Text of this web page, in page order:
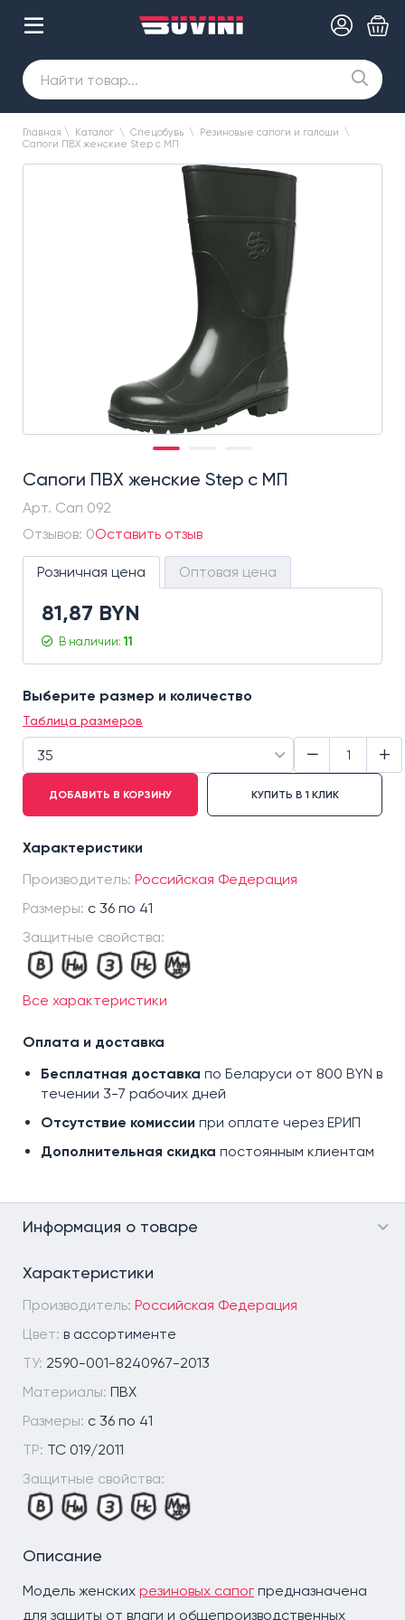
Главная \ Каталог \ Спецобувь \ Резиновые сапоги и галоши
\
Сапоги ПВХ женские Step с МП
Сапоги ПВХ женские Step с МП
Арт. Сап 092
Отзывов: 0Оставить отзыв
Розничная цена Оптовая цена
81,87 BYN
В наличии: 11
Выберите размер и количество
Таблица размеров
35
37
38
39
41
− +
ДОБАВИТЬ В КОРЗИНУ КУПИТЬ В 1 КЛИК
Характеристики
Производитель: Российская Федерация
Размеры: с 36 по 41
Защитные свойства:
Все характеристики
Оплата и доставка
Бесплатная доставка по Беларуси от 800 BYN в
течении 3-7 рабочих дней
Отсутствие комиссии при оплате через ЕРИП
Дополнительная скидка постоянным клиентам
Информация о товаре
Характеристики
Производитель: Российская Федерация
Цвет: в ассортименте
ТУ: 2590-001-8240967-2013
Материалы: ПВХ
Размеры: с 36 по 41
ТР: ТС 019/2011
Защитные свойства:
Описание
Модель женских резиновых сапог предназначена
для защиты от влаги и общепроизводственных